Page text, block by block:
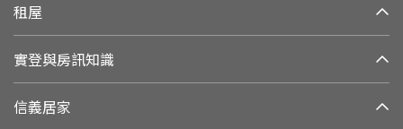
租屋
實登與房訊知識
信義居家